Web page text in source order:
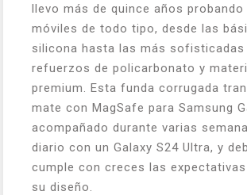
llevo más de quince años
móviles de todo tipo, desde las
silicona hasta las más sofisticadas
refuerzos de policarbonato y
premium. Esta funda corrugada
mate con MagSafe para Samsung
acompañado durante varias
diario con un Galaxy S24 Ultra, y
cumple con creces las
su diseño.